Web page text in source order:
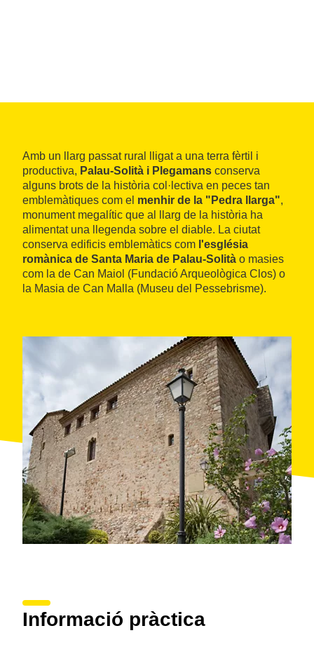
Amb un llarg passat rural lligat a una terra fèrtil i
productiva, Palau-Solità i Plegamans conserva
alguns brots de la història col·lectiva en peces tan
emblemàtiques com el menhir de la "Pedra llarga",
monument megalític que al llarg de la història ha
alimentat una llegenda sobre el diable. La ciutat
conserva edificis emblemàtics com l'església
romànica de Santa Maria de Palau-Solità o masies
com la de Can Maiol (Fundació Arqueològica Clos) o
la Masia de Can Malla (Museu del Pessebrisme).
Informació pràctica